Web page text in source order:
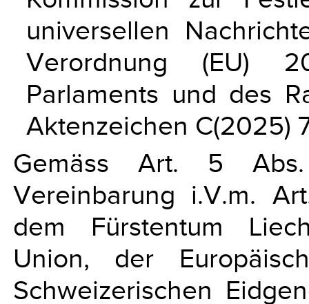
universellen
Verordnung (EU)
Parlaments und des
Aktenzeichen C(2025)
Gemäss Art. 5
Vereinbarung i.V.m.
dem Fürstentum
Union, der
Schweizerischen